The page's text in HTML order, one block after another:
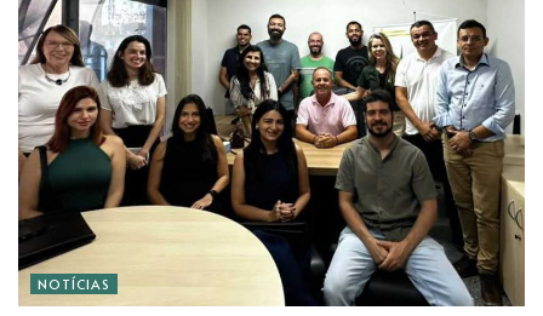
NOTÍCIAS